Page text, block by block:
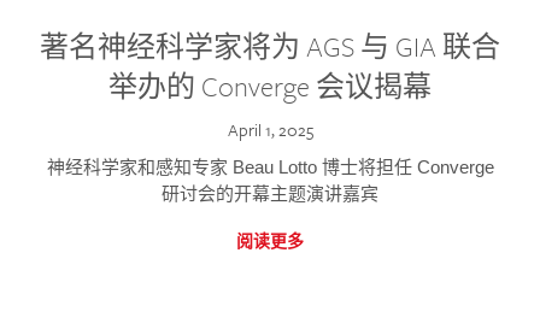
著名神经科学家将为 AGS 与 GIA 联合
举办的 Converge 会议揭幕
April 1, 2025
神经科学家和感知专家 Beau Lotto 博士将担任 Converge
研讨会的开幕主题演讲嘉宾
阅读更多